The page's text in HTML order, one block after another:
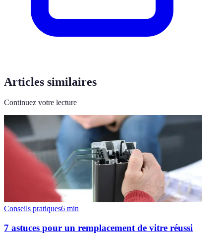
Articles similaires
Continuez votre lecture
Conseils pratiques6 min
7 astuces pour un remplacement de vitre réussi